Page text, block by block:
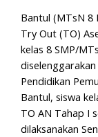
Bantul (MTsN 8
Try Out (TO)
kelas 8 SMP/
Pendidikan
Bantul, siswa
TO AN Tahap I
dilaksanakan